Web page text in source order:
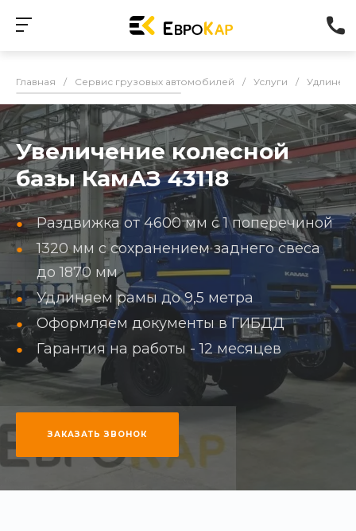
Главная / Сервис грузовых автомобилей / Услуги /
Увеличение колесной
базы КамАЗ 43118
Раздвижка от 4600 мм с 1 поперечиной
1320 мм с сохранением заднего свеса
до 1870 мм
Удлиняем рамы до 9,5 метра
Оформляем документы в ГИБДД
Гарантия на работы - 12 месяцев
ЗАКАЗАТЬ ЗВОНОК